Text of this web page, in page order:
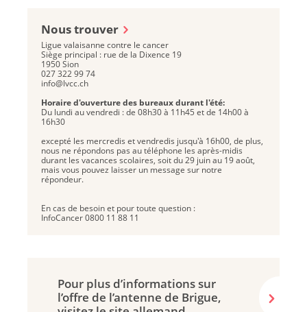
Nous trouver
Ligue valaisanne contre le cancer
Siège principal : rue de la Dixence 19
1950 Sion
027 322 99 74
info@lvcc.ch
Horaire d'ouverture des bureaux durant l'été:
Du lundi au vendredi : de 08h30 à 11h45 et de 14h00 à
16h30
excepté les mercredis et vendredis jusqu'à 16h00, de plus,
nous ne répondons pas au téléphone les après-midis
durant les vacances scolaires, soit du 29 juin au 19 août,
mais vous pouvez laisser un message sur notre
répondeur.
En cas de besoin et pour toute question :
InfoCancer 0800 11 88 11
Pour plus d’informations sur
l’offre de l’antenne de Brigue,